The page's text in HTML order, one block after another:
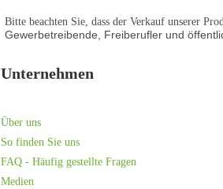
Bitte beachten Sie, dass der Verkauf unserer
Gewerbetreibende, Freiberufler und
Unternehmen
Über uns
So finden Sie uns
FAQ - Häufig gestellte Fragen
Medien